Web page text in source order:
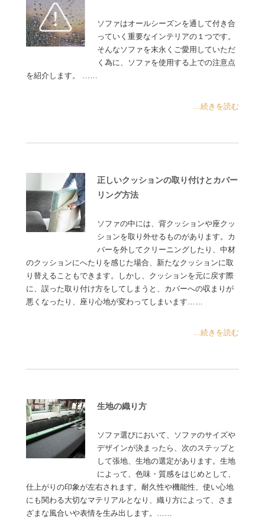
ソファはオールシーズンを通して付き合
っていく重要なインテリアの１つです。
そんなソファを末永くご愛用していただ
く為に、ソファを使用する上での注意点
を紹介します。 ……
...続きを読む
正しいクッションの取り付けとカバー
リング方法
ソファの中には、背クッションや座クッ
ションを取り外せるものがあります。カ
バーを外してクリーニングしたり、中材
のクッションにへたりを感じた場合、新たなクッションに取
り替えることもできます。しかし、クッションを元に戻す際
に、誤った取り付け方をしてしまうと、カバーへの収まりが
悪くなったり、座り心地が変わってしまいます……
...続きを読む
生地の織り方
ソファ選びにおいて、ソファのサイズや
デザインが決まったら、次のステップと
して張地、生地の選定があります。生地
によって、色味・質感をはじめとして、
仕上がりの印象が左右されます。耐久性や機能性、使い心地
にも関わる大切なマテリアルとなり、織り方によって、さま
ざまな風合いや表情を生み出します。……